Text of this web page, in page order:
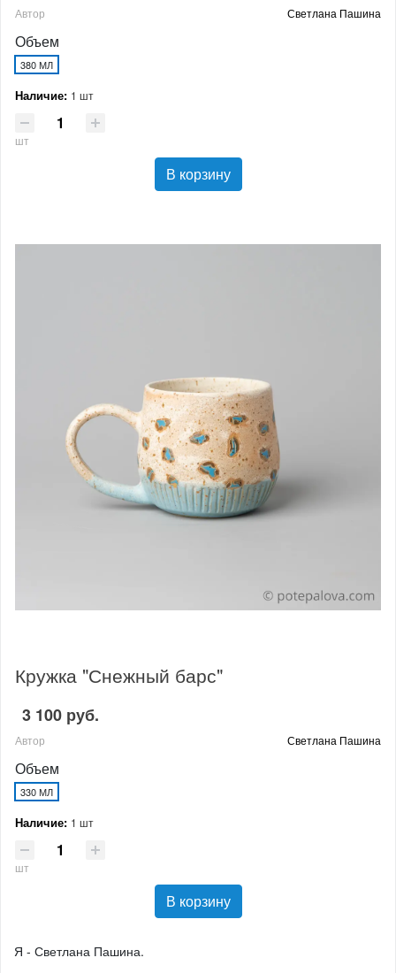
Автор Светлана Пашина
Объем
380 МЛ
Наличие: 1 шт
шт
В корзину
Кружка "Снежный барс"
3 100 руб.
Автор Светлана Пашина
Объем
330 МЛ
Наличие: 1 шт
шт
В корзину
Я - Светлана Пашина.